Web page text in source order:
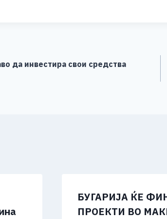
n
да инвестира свои средства
БУГАРИЈА ЌЕ
ПРОЕКТИ ВО